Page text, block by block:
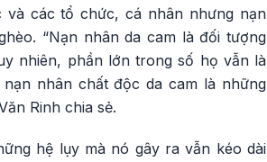
các tổ chức, cá nhân nhưng nạn
“Nạn nhân da cam là đối tượng
nhiên, phần lớn trong số họ vẫn là
nhân chất độc da cam là những
Rinh chia sẻ.
hệ lụy mà nó gây ra vẫn kéo dài